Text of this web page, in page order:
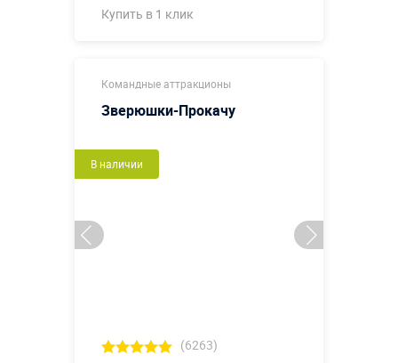
Купить в 1 клик
Командные аттракционы
Зверюшки-Прокачу
В наличии
(6263)